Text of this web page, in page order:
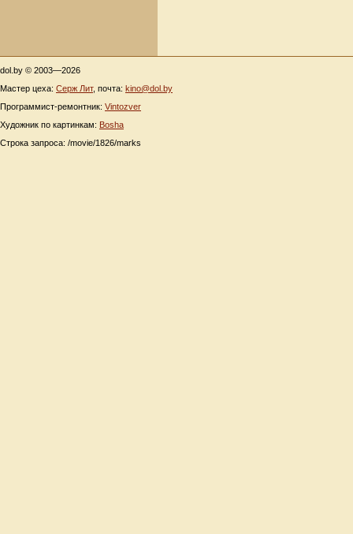
dol.by © 2003—2026
Мастер цеха: Серж Лит, почта: kino@dol.by
Программист-ремонтник: Vintozver
Художник по картинкам: Bosha
Строка запроса: /movie/1826/marks